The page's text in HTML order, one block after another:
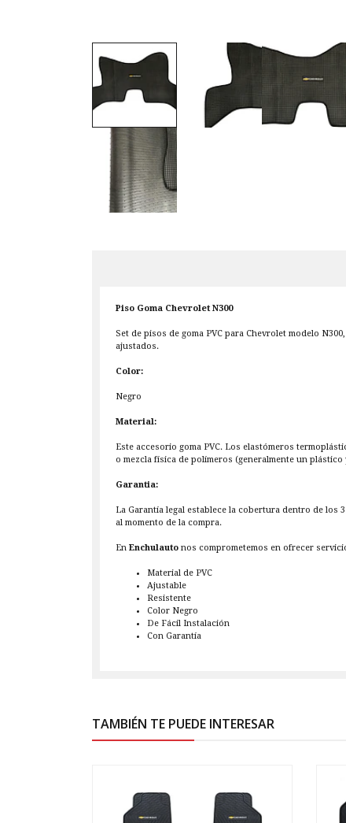
Piso Goma Chevrolet N300
Set de pisos de goma PVC para Chevrolet modelo
ajustados.
Color:
Negro
Material:
Este accesorio goma PVC. Los elastómeros
o mezcla física de polímeros (generalmente un
Garantia:
La Garantía legal establece la cobertura dentro de
al momento de la compra.
En Enchulauto nos comprometemos en ofrecer
Material de PVC
Ajustable
Resistente
Color Negro
De Fácil Instalación
Con Garantía
TAMBIÉN TE PUEDE INTERESAR